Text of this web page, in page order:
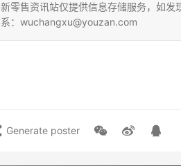
新零售资讯站仅提供信息存储服务，如
系：wuchangxu@youzan.com
Generate poster